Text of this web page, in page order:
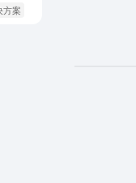
方案